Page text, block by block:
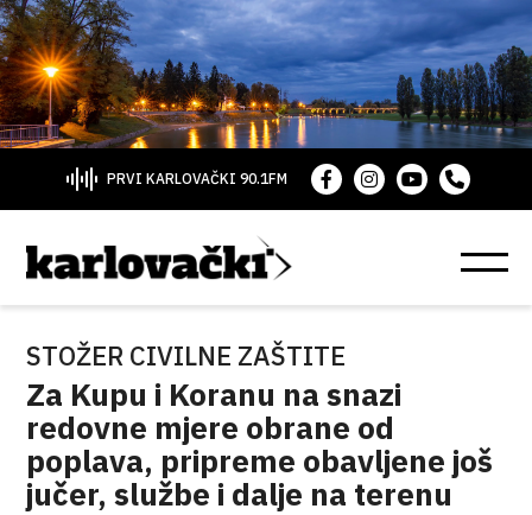
PRVI KARLOVAČKI 90.1FM
STOŽER CIVILNE ZAŠTITE
Za Kupu i Koranu na snazi
redovne mjere obrane od
poplava, pripreme obavljene još
jučer, službe i dalje na terenu